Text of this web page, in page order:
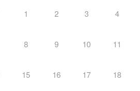
1 2 3 4
8 9 10 11
15 16 17 18